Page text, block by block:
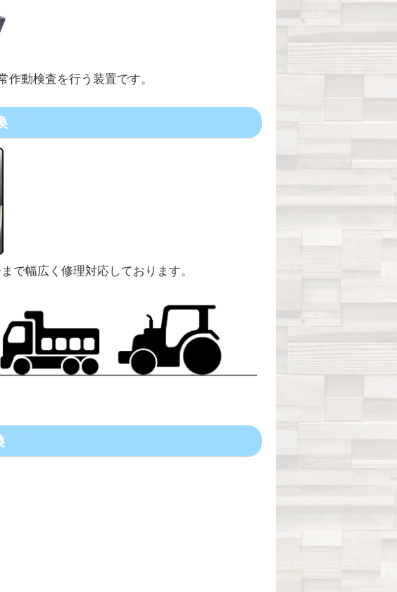
動検査を行う装置です。
で幅広く修理対応しております。